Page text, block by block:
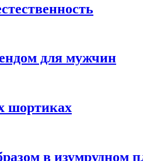
для мужчин
шортиках
в изумрудном